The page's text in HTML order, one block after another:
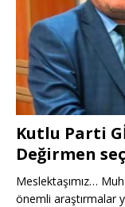
Kutlu Parti
Değirmen
Meslektaşımız…
önemli araştırmalar